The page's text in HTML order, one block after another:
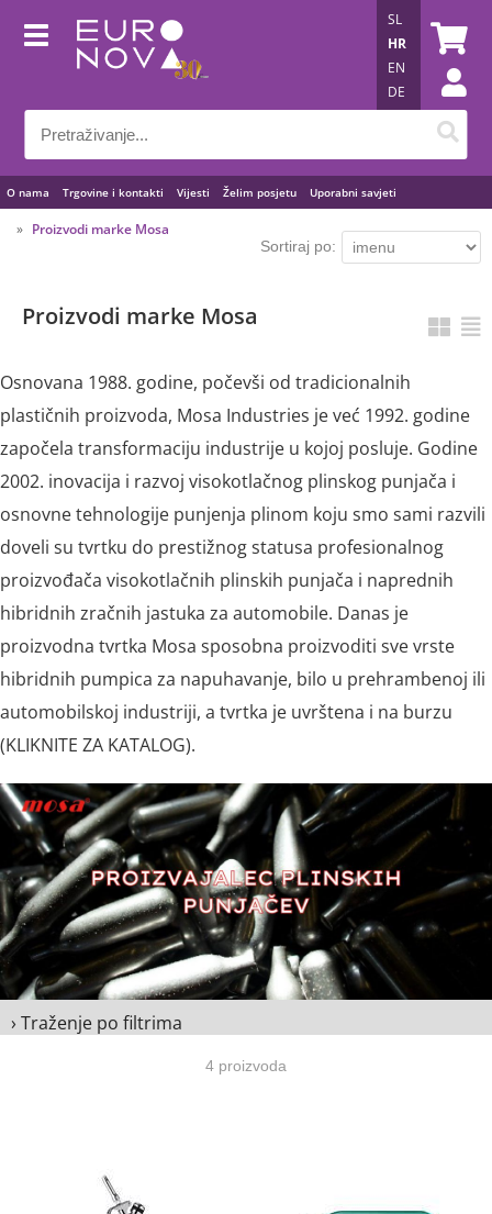
O nama Trgovine i kontakti Vijesti Želim posjetu Uporabni savjeti
SL
HR
EN
DE
Proizvodi marke Mosa
Sortiraj po:
Proizvodi marke Mosa
Osnovana 1988. godine, počevši od tradicionalnih
plastičnih proizvoda, Mosa Industries je već 1992. godine
započela transformaciju industrije u kojoj posluje. Godine
2002. inovacija i razvoj visokotlačnog plinskog punjača i
osnovne tehnologije punjenja plinom koju smo sami razvili
doveli su tvrtku do prestižnog statusa profesionalnog
proizvođača visokotlačnih plinskih punjača i naprednih
hibridnih zračnih jastuka za automobile. Danas je
proizvodna tvrtka Mosa sposobna proizvoditi sve vrste
hibridnih pumpica za napuhavanje, bilo u prehrambenoj ili
automobilskoj industriji, a tvrtka je uvrštena i na burzu
(KLIKNITE ZA KATALOG).
› Traženje po filtrima
4 proizvoda